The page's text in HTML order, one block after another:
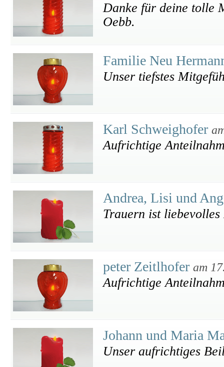
Danke für deine tolle
Oebb.
Familie Neu
Unser tiefstes
Karl Schweighofer
Aufrichtige
Andrea, Lisi und
Trauern ist
peter Zeitlhofer am
Aufrichtige
Johann und Maria
Unser aufrichtiges